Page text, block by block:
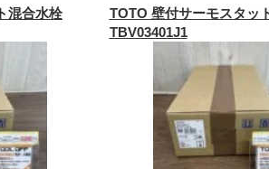
混合水栓
TOTO 壁付サーモスタッ
TBV03401J1